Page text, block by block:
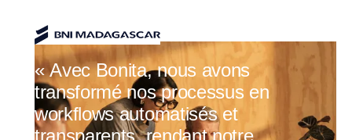
« Avec Bonita, nous avons
transformé nos processus en
workflows automatisés et